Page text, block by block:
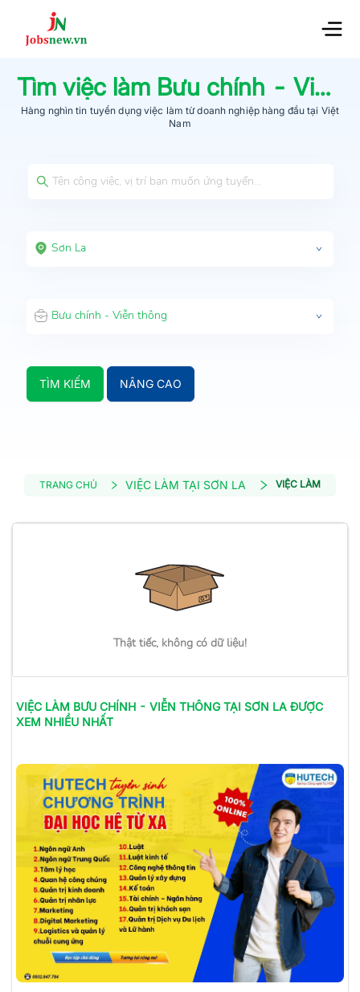
Tìm việc làm Bưu chính - Viễn thông
Hàng nghìn tin tuyển dụng việc làm từdoanh nghiệp hàng đầu tại Việt
Nam
Sơn La
Bưu chính - Viễn thông
TÌM KIẾM NÂNG CAO
TRANG CHỦ VIỆC LÀM TẠI SƠN LA VIỆC LÀM BƯU
Thật tiếc, không có dữ liệu!
VIỆC LÀM BƯU CHÍNH - VIỄN THÔNGTẠI SƠN LA ĐƯỢC
XEM NHIỀU NHẤT